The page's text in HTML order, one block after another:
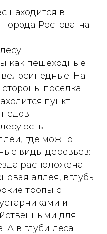
находится в
города Ростова-на-
как пешеходные
велосипедные. На
стороны поселка
пункт
есть
где можно
виды деревьев:
расположена
аллея, вглубь
тропы с
и
для
А в глуби леса